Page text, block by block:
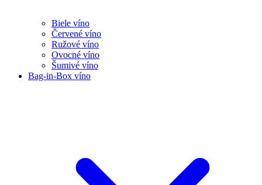
Biele víno
Červené víno
Ružové víno
Ovocné víno
Šumivé víno
Bag-in-Box víno